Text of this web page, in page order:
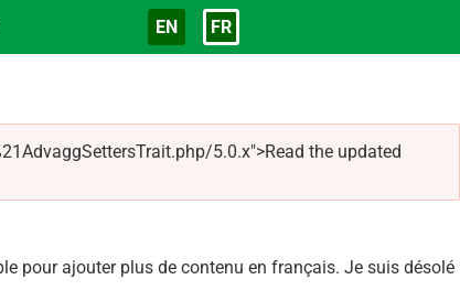
Langue
EN FR
5.0.x">Read the updated
pour ajouter plus de contenu en français. Je suis désolé